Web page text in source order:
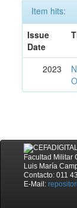
Item hits:
Issue
Date
2023
Facultad Militar
Luis María
Contacto: 011
E-Mail: